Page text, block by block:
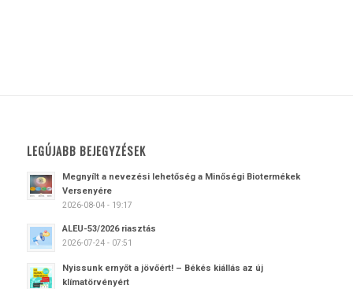
LEGÚJABB BEJEGYZÉSEK
Megnyílt a nevezési lehetőség a Minőségi Biotermékek
Versenyére
2026-08-04 - 19:17
ALEU-53/2026 riasztás
2026-07-24 - 07:51
Nyissunk ernyőt a jövőért! – Békés kiállás az új
klímatörvényért